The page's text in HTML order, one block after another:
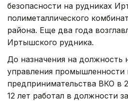
безопасности на рудниках
полиметаллического
района. Еще два года
Иртышского рудника.
До назначения на должность
управления промышленности
предпринимательства ВКО в
12 лет работал в должности